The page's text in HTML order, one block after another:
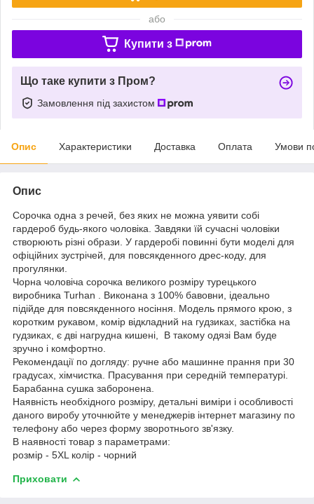
або
Купити з
Що таке купити з Пром?
Замовлення під захистом
Опис Характеристики Доставка Оплата Умови
Опис
Сорочка одна з речей, без яких не можна уявити собі
гардероб будь-якого чоловіка. Завдяки їй сучасні чоловіки
створюють різні образи. У гардеробі повинні бути моделі для
офіційних зустрічей, для повсякденного дрес-коду, для
прогулянки.
Чорна чоловіча сорочка великого розміру турецького
виробника Turhan . Виконана з 100% бавовни, ідеально
підійде для повсякденного носіння. Модель прямого крою, з
коротким рукавом, комір відкладний на гудзиках, застібка на
гудзиках, є дві нагрудна кишені, В такому одязі Вам буде
зручно і комфортно.
Рекомендації по догляду: ручне або машинне прання при 30
градусах, хімчистка. Прасування при середній температурі.
Барабанна сушка заборонена.
Наявність необхідного розміру, детальні виміри і особливості
даного виробу уточнюйте у менеджерів інтернет магазину по
телефону або через форму зворотнього зв'язку.
В наявності товар з параметрами:
розмір - 5XL колір - чорний
Приховати